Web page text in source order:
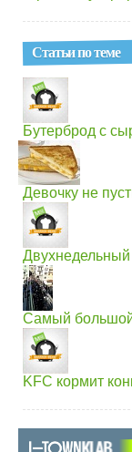
Статьи по теме
Бутерброд с
Девочку не
Двухнедельный
Самый
KFC кормит